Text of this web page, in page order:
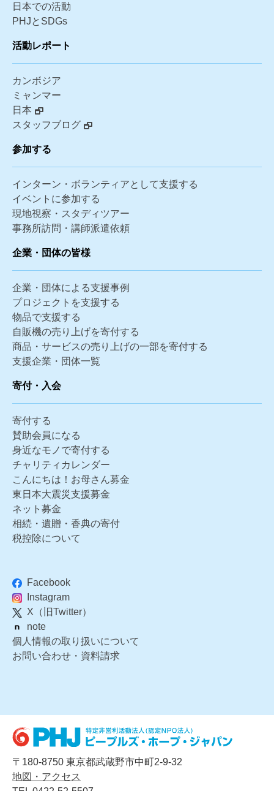
日本での活動
PHJとSDGs
活動レポート
カンボジア
ミャンマー
日本
スタッフブログ
参加する
インターン・ボランティアとして支援する
イベントに参加する
現地視察・スタディツアー
事務所訪問・講師派遣依頼
企業・団体の皆様
企業・団体による支援事例
プロジェクトを支援する
物品で支援する
自販機の売り上げを寄付する
商品・サービスの売り上げの一部を寄付する
支援企業・団体一覧
寄付・入会
寄付する
賛助会員になる
身近なモノで寄付する
チャリティカレンダー
こんにちは！お母さん募金
東日本大震災支援募金
ネット募金
相続・遺贈・香典の寄付
税控除について
Facebook
Instagram
X（旧Twitter）
note
個人情報の取り扱いについて
お問い合わせ・資料請求
〒180-8750 東京都武蔵野市中町2-9-32
地図・アクセス